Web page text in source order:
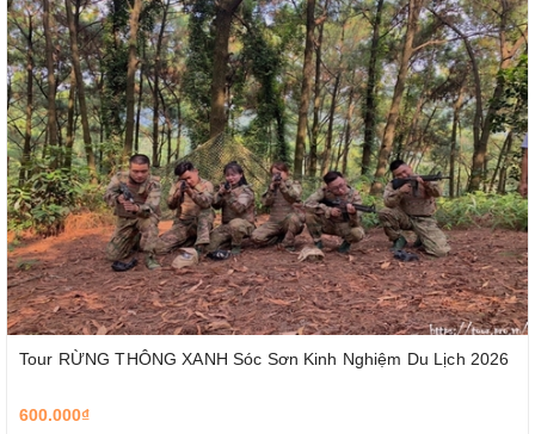
Tour RỪNG THÔNG XANH Sóc Sơn Kinh Nghiệm Du Lịch 2026
600.000₫